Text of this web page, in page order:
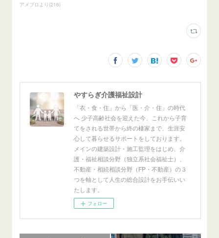
アメブロより (216)
やすらぎ介護福祉設計
「衣・食・住」から「医・介・住」の時代
へ 少子高齢社会を迎えた今、これから子育
てをされる世帯から終の棲家まで、生涯安
心して暮らせるサポートをしております。
メインの建築設計・施工監理をはじめ、介
護・福祉相談分野（独立系社会福祉士）、
不動産・相続相談分野（FP・不動産）の３
つを軸として人生の総合設計をお手伝いい
たします。
フォロー